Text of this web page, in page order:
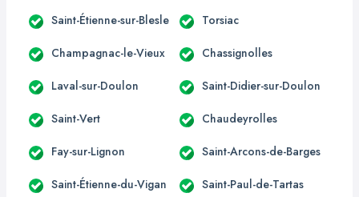
Saint-Étienne-sur-Blesle Torsiac
Champagnac-le-Vieux Chassignolles
Laval-sur-Doulon Saint-Didier-sur-Doulon
Saint-Vert Chaudeyrolles
Fay-sur-Lignon Saint-Arcons-de-Barges
Saint-Étienne-du-Vigan Saint-Paul-de-Tartas